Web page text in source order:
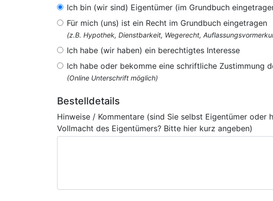
Ich bin (wir sind) Eigentümer (im Grundbuch
Für mich (uns) ist ein Recht im Grundbuch eingetragen
(z.B. Hypothek, Dienstbarkeit, Wegerecht,
Ich habe (wir haben) ein berechtigtes Interesse
Ich habe oder bekomme eine schriftliche Zustimmung
(Online Unterschrift möglich)
Bestelldetails
Hinweise / Kommentare (sind Sie selbst Eigentümer oder
Vollmacht des Eigentümers? Bitte hier kurz angeben)